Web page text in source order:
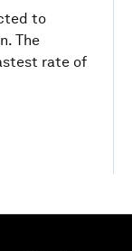
to
The
rate of